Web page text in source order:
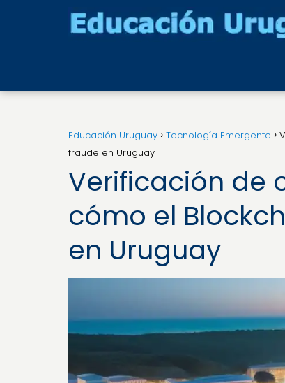
Educación Uruguay Tecnología Emergente
fraude en Uruguay
Verificación de
cómo el
en Uruguay